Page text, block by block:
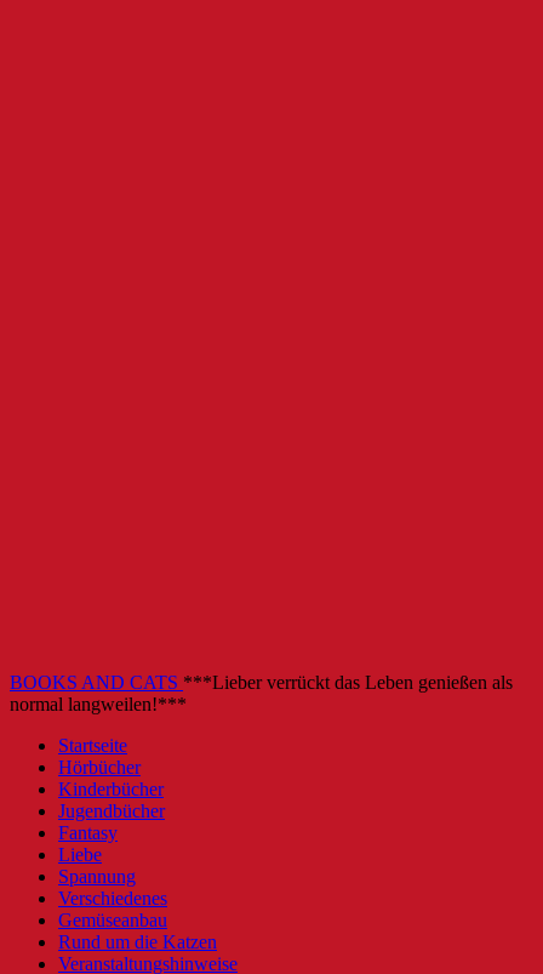
BOOKS AND CATS ***Lieber verrückt das Leben genießen als
normal langweilen!***
Startseite
Hörbücher
Kinderbücher
Jugendbücher
Fantasy
Liebe
Spannung
Verschiedenes
Gemüseanbau
Rund um die Katzen
Veranstaltungshinweise